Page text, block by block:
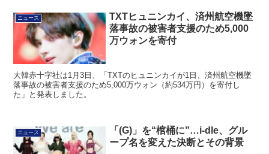
ニュース
TXTヒュニンカイ、済州航空機墜
落事故の被害者支援のため5,000
万ウォンを寄付
大韓赤十字社は1月3日、「TXTのヒュニンカイが1日、済州航空機墜
落事故の被害者支援のため5,000万ウォン（約534万円）を寄付し
た」と発表しました。
ニュース
「(G)」を“棺桶に”…i-dle、グル
ープ名を変えた決断とその背景